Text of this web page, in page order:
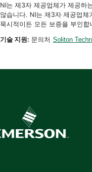
NI는 제3자 제공업체가 제공하
않습니다. NI는 제3자 제공업
묵시적이든 모든 보증을 부인합
기술 지원: 문의처 Soliton